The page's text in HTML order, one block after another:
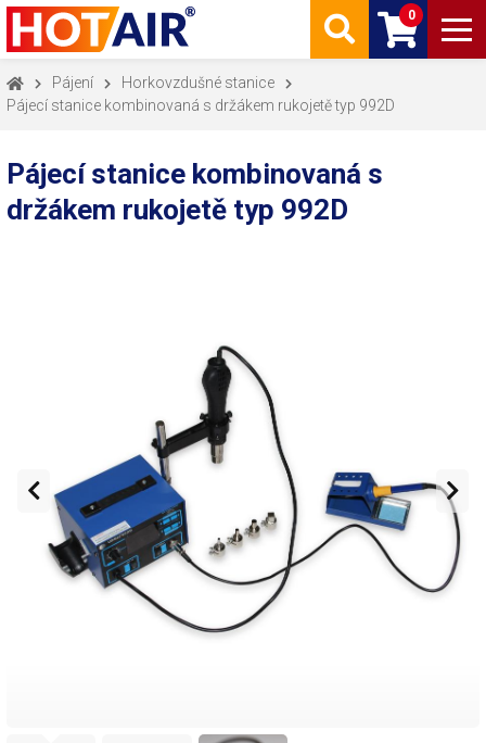
0
Pájení
Horkovzdušné stanice
Pájecí stanice kombinovaná s držákem rukojetě typ 992D
Pájecí stanice kombinovaná s
držákem rukojetě typ 992D